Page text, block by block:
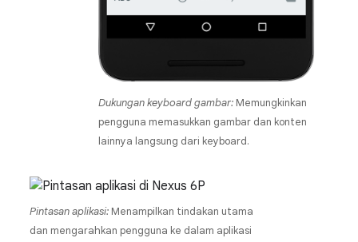
Dukungan keyboard gambar: Memungkinkan
pengguna memasukkan gambar dan konten
lainnya langsung dari keyboard.
Pintasan aplikasi:Menampilkan tindakan utama
dan mengarahkan pengguna ke dalam aplikasi